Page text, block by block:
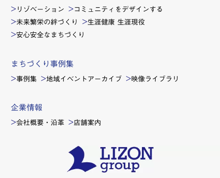
リゾベーション コミュニティをデザインする
未来繁栄の絆づくり 生涯健康 生涯現役
安心安全なまちづくり
まちづくり事例集
事例集 地域イベントアーカイブ 映像ライブラリ
企業情報
会社概要・沿革 店舗案内